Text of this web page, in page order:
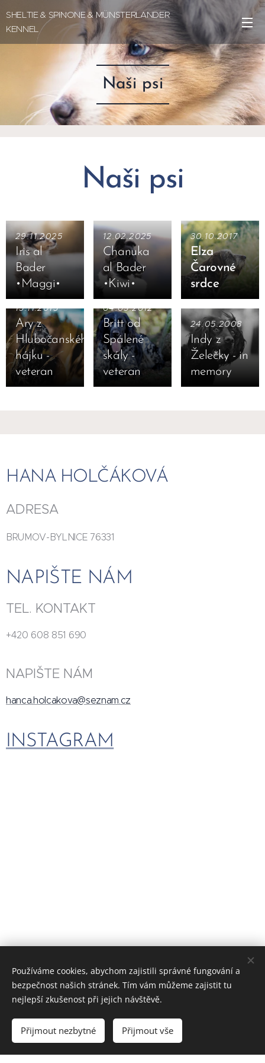
SHELTIE & SPINONE & MÜNSTERLANDER
KENNEL
Naši psi
Naši psi
29.11.2025
Iris al
Bader
•Maggi•
12.02.2025
Chanuka
al Bader
•Kiwi•
30.10.2017
Elza
Čarovné
srdce
15.11.2015
Ary z
Hlubočanského
hájku -
veteran
04.05.2012
Britt od
Spálené
skály -
veteran
24.05.2008
Indy z
Želečky - in
memory
HANA HOLČÁKOVÁ
ADRESA
BRUMOV-BYLNICE 76331
NAPIŠTE NÁM
TEL. KONTAKT
+420 608 851 690
NAPIŠTE NÁM
hanca.holcakova@seznam.cz
INSTAGRAM
Používáme cookies, abychom zajistili správné fungování a
bezpečnost našich stránek. Tím vám můžeme zajistit tu
nejlepší zkušenost při jejich návštěvě.
Přijmout nezbytné Přijmout vše